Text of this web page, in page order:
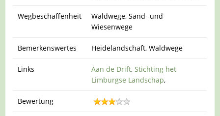
Wegbeschaffenheit
Waldwege, Sand- und
Wiesenwege
Bemerkenswertes Heidelandschaft, Waldwege
Links Aan de Drift,Stichting het
Limburgse Landschap,
Bewertung